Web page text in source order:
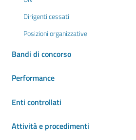
Dirigenti cessati
Posizioni organizzative
Bandi di concorso
Performance
Enti controllati
Attività e procedimenti